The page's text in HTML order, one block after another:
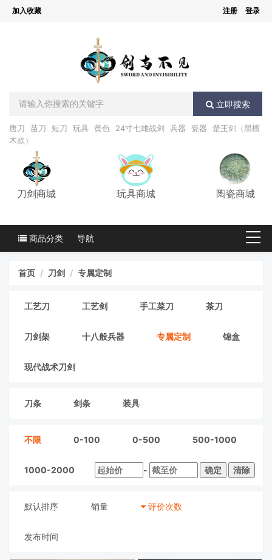
加入收藏 注册 登录
立即搜索
唐刀 苗刀 短刀 玩具 黄色 24寸七雄战剑 兵器 瓷器
楚王剑（黑檀
木款）
刀剑商城 玩具商城 陶瓷商城
商品分类 导航
首页 刀剑 专属定制
工艺刀 工艺剑 手工菜刀 茶刀
刀剑架 十八般兵器 专属定制 锦盒
现代战术刀剑
刀条 剑条 装具
不限 0-100 0-500 500-1000
1000-2000 - 确定 清除
默认排序 销量 评价次数
发布时间